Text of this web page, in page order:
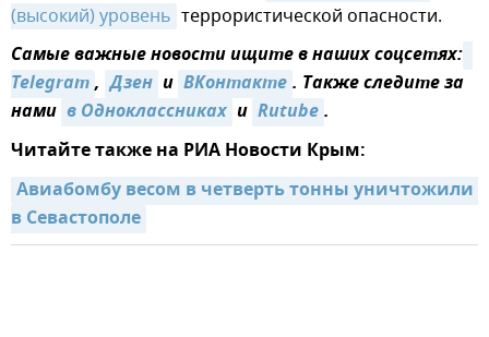
(высокий) уровень террористической опасности.
Самые важные новости ищите в наших соцсетях:
Telegram, Дзен и ВКонтакте. Также следите за
нами в Одноклассниках и Rutube.
Читайте также на РИА Новости Крым:
Авиабомбу весом в четверть тонны уничтожили
в Севастополе